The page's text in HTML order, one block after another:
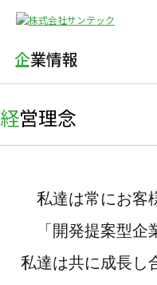
トップ 企業情報
企業情報
経営理念
私達は常にお客
「開発提案型企
私達は共に成長し